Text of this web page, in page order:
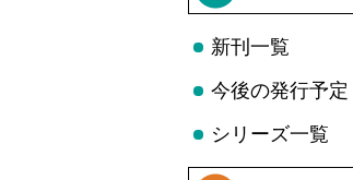
新刊一覧
今後の発行予定
シリーズ一覧